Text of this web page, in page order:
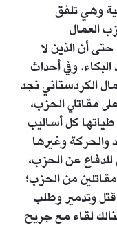
وهي تلفق
العمال
أن الذين لا
وفي أحداث
الكردستاني نجد
مقاتلي الحزب،
كل أساليب
والحركة وغيرها
للدفاع عن الحزب،
من الحزب؛
وتدمير وطلب
لقاء مع جريح